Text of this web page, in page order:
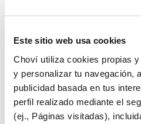
Este sitio web usa cookies
Choví utiliza cookies propias
y personalizar tu navegación,
publicidad basada en tus
perfil realizado mediante el
(ej., Páginas visitadas),
Jueves
Comida: Lentejas con verduras
Cena: Croquetas de pollo con